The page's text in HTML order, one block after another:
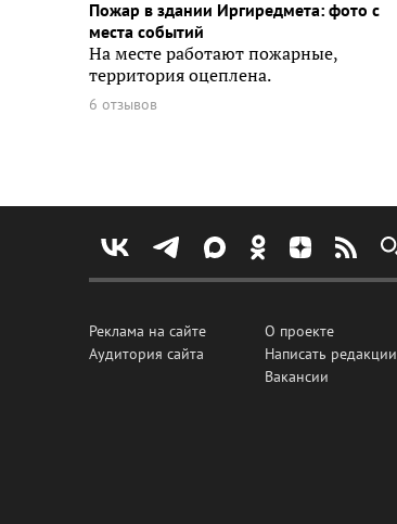
Пожар в здании Иргиредмета: фото с
места событий
На месте работают пожарные,
территория оцеплена.
6 отзывов
Реклама на сайте
Аудитория сайта
О проекте
Написать редакции
Вакансии